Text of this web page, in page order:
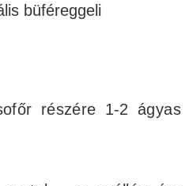
büféreggeli
részére 1-2 ágyas